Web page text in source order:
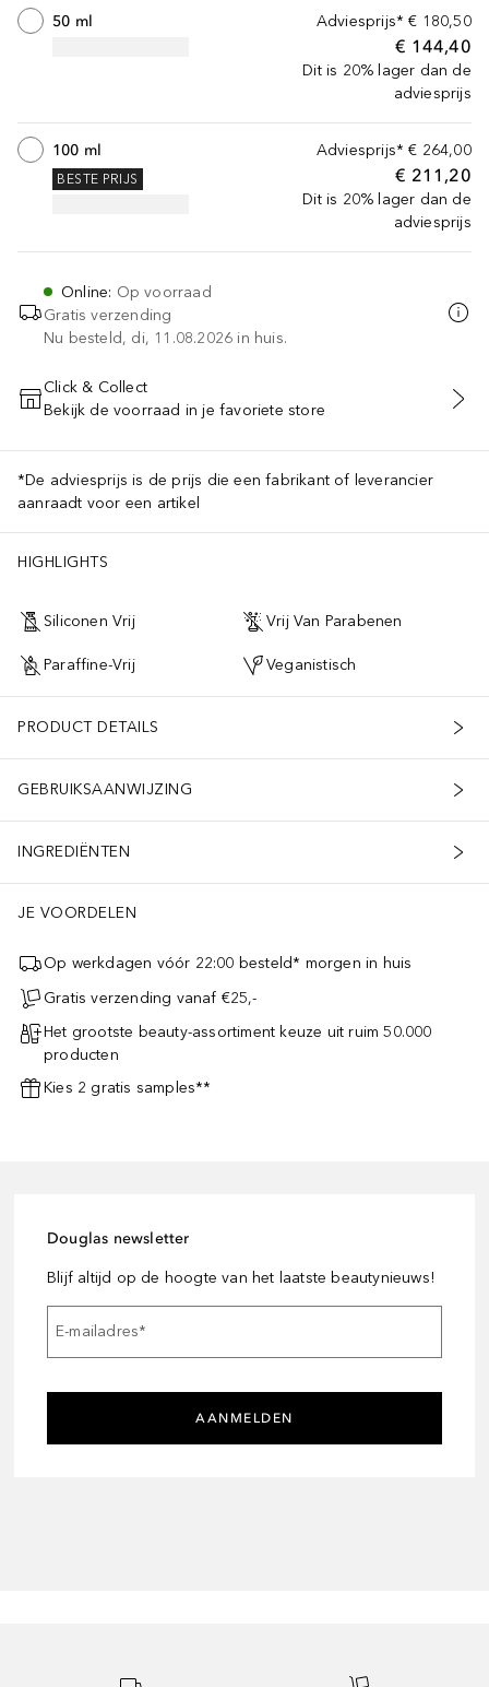
Adviesprijs* € 180,50
€ 144,40
Dit is 20% lager dan de
adviesprijs
50 ml
Adviesprijs* € 264,00
€ 211,20
Dit is 20% lager dan de
adviesprijs
100 ml
BESTE PRIJS
Online: Op voorraad
Gratis verzending
Nu besteld, di, 11.08.2026 in huis.
VOEG TOE AAN WINKELMANDJE
Click & Collect
Bekijk de voorraad in je favoriete store
*De adviesprijs is de prijs die een fabrikant of leverancier
aanraadt voor een artikel
HIGHLIGHTS
Siliconen Vrij Vrij Van Parabenen
Paraffine-Vrij Veganistisch
PRODUCT DETAILS
GEBRUIKSAANWIJZING
INGREDIËNTEN
JE VOORDELEN
Op werkdagen vóór 22:00 besteld* morgen in huis
Gratis verzending vanaf €25,-
Het grootste beauty-assortiment keuze uit ruim 50.000
producten
Kies 2 gratis samples**
Douglas newsletter
Blijf altijd op de hoogte van het laatste beautynieuws!
E-mailadres*
AANMELDEN